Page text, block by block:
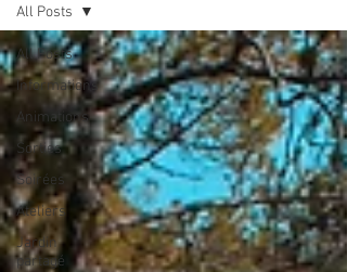
All Posts
Informations
Animations
Sorties
Soirées
Ateliers
Jardin
partagé
All Posts